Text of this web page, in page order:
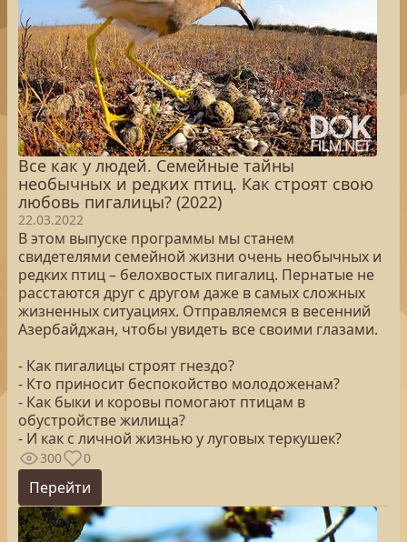
Все как у людей. Семейные тайны
необычных и редких птиц. Как строят свою
любовь пигалицы? (2022)
22.03.2022
В этом выпуске программы мы станем
свидетелями семейной жизни очень необычных и
редких птиц – белохвостых пигалиц. Пернатые не
расстаются друг с другом даже в самых сложных
жизненных ситуациях. Отправляемся в весенний
Азербайджан, чтобы увидеть все своими глазами.
- Как пигалицы строят гнездо?
- Кто приносит беспокойство молодоженам?
- Как быки и коровы помогают птицам в
обустройстве жилища?
- И как с личной жизнью у луговых теркушек?
300 0
Перейти